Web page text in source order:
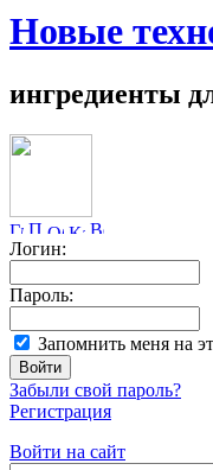
Новые
ингредиенты
Логин:
Пароль:
Запомнить меня на
Забыли свой пароль?
Регистрация
Войти на сайт